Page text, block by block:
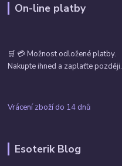
On-line platby
🛒 💳 Možnost odložené platby.
Nakupte ihned a zaplaťte později.
Vrácení zboží do 14 dnů
Esoterik Blog